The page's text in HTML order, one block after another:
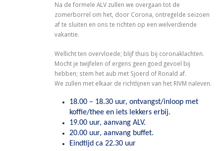
Na de formele ALV zullen we overgaan tot de
zomerborrel om het, door Corona, ontregelde seizoen
af te sluiten en ons te richten op een welverdiende
vakantie.
Wellicht ten overvloede; blijf thuis bij coronaklachten.
Mocht je twijfelen of ergens geen goed gevoel bij
hebben; stem het aub met Sjoerd of Ronald af.
We zullen met elkaar de richtlijnen van het RIVM naleven.
18.00 – 18.30 uur, ontvangst/inloop met
koffie/thee en iets lekkers erbij.
19.00 uur, aanvang ALV.
20.00 uur, aanvang buffet.
Eindtijd ca 22.30 uur